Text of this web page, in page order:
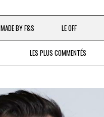
MADE BY F&S
CHEFS & ACTUALITÉS
À LA PETITE CUILLÈRE
DESTIN DE FEMME
LE OFF
LES PLUS COMMENTÉS